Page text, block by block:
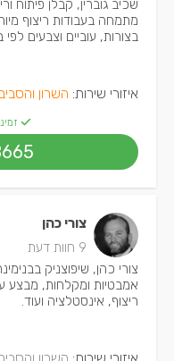
שכיב גוברין, קבלן פיתוח
מתמחה בעבודות ריצוף
בצורות, עוביים וצבעים
איזורי שירות: השרון
צורי כהן
9 חוות דעת
צורי כהן, שיפוצניק
אמבטיות ומקלחות, מבצע
ריצוף, אינסטלציה ועוד.